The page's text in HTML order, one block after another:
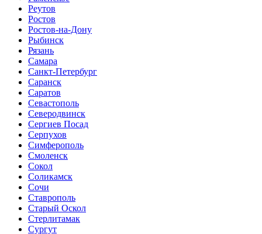
Реутов
Ростов
Ростов-на-Дону
Рыбинск
Рязань
Самара
Санкт-Петербург
Саранск
Саратов
Севастополь
Северодвинск
Сергиев Посад
Серпухов
Симферополь
Смоленск
Сокол
Соликамск
Сочи
Ставрополь
Старый Оскол
Стерлитамак
Сургут